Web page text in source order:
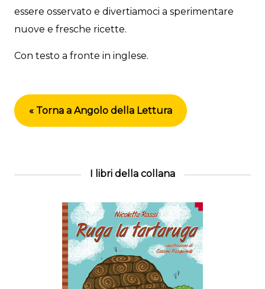
essere osservato e divertiamoci a sperimentare
nuove e fresche ricette.
Con testo a fronte in inglese.
« Torna a Angolo della Lettura
I libri della collana